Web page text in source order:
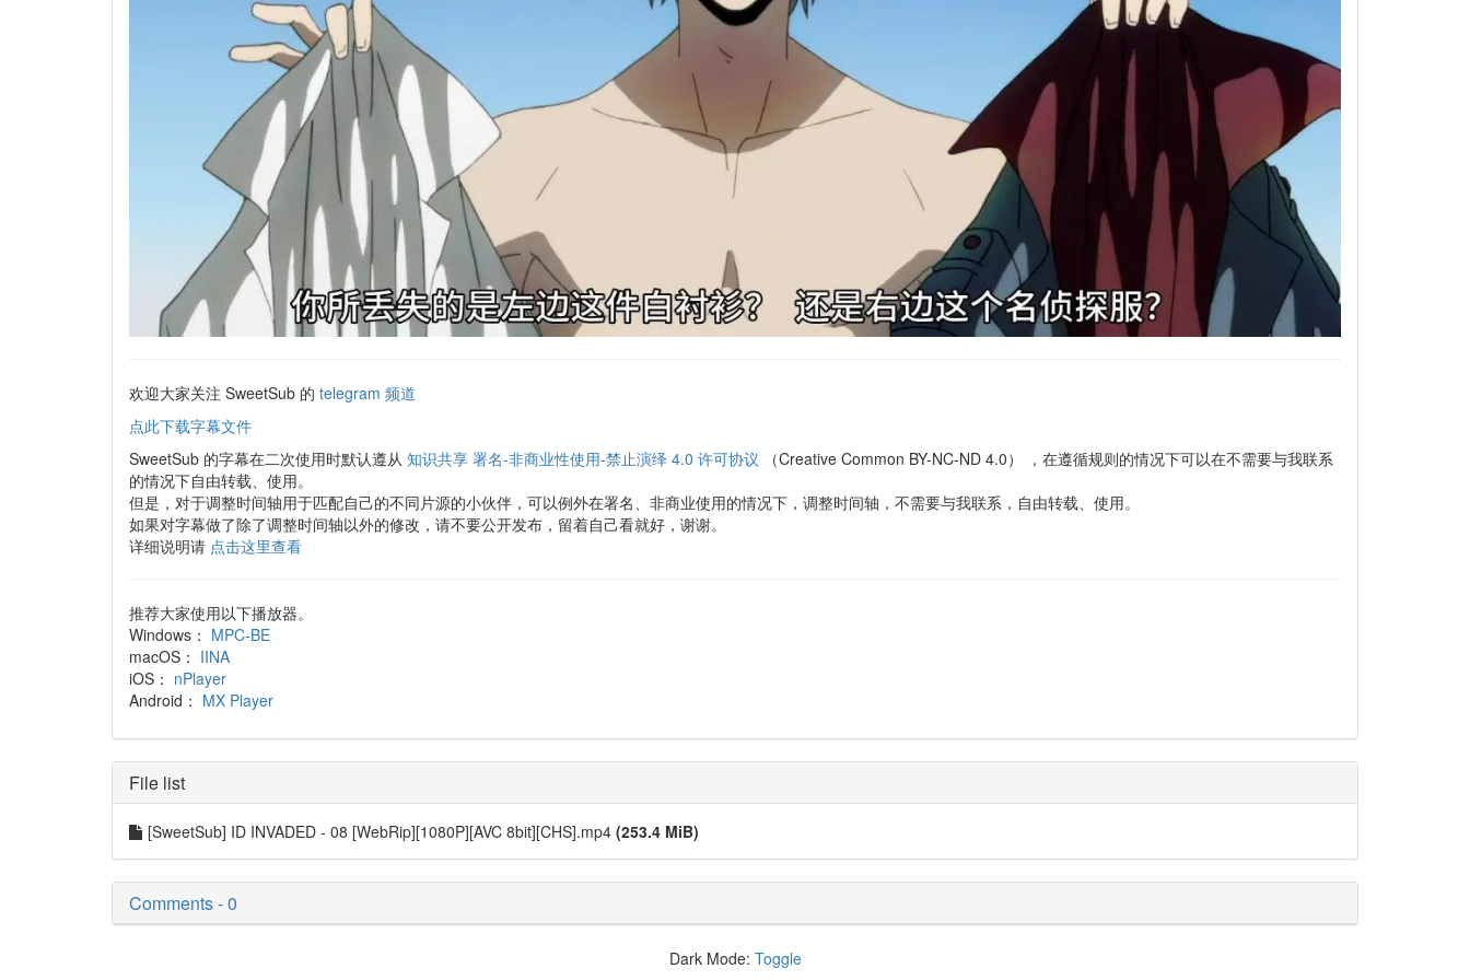
欢迎大家关注 SweetSub 的 telegram 频道
点此下载字幕文件
SweetSub 的字幕在二次使用时默认遵从 知识共享 署名-非商业性使用-禁止演绎 4.0 许可协议 （Creative Common BY-NC-ND 4.0） ，在遵循规则的情况下可以在不需要与我联系
的情况下自由转载、使用。
但是，对于调整时间轴用于匹配自己的不同片源的小伙伴，可以例外在署名、非商业使用的情况下，调整时间轴，不需要与我联系，自由转载、使用。
如果对字幕做了除了调整时间轴以外的修改，请不要公开发布，留着自己看就好，谢谢。
详细说明请 点击这里查看
推荐大家使用以下播放器。
Windows： MPC-BE
macOS： IINA
iOS： nPlayer
Android： MX Player
File list
[SweetSub] ID INVADED - 08 [WebRip][1080P][AVC 8bit][CHS].mp4 (253.4 MiB)
Comments - 0
Dark Mode: Toggle